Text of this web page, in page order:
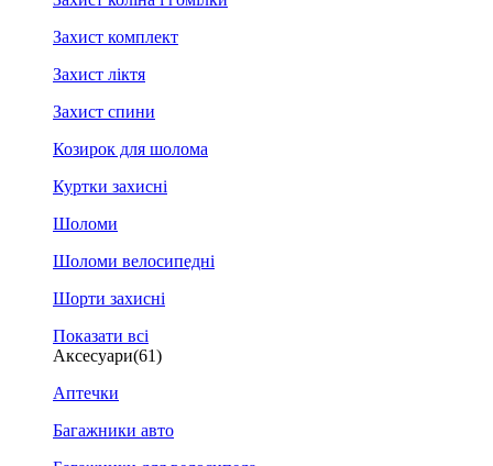
Захист комплект
Захист ліктя
Захист спини
Козирок для шолома
Куртки захисні
Шоломи
Шоломи велосипедні
Шорти захисні
Показати всі
Аксесуари(61)
Аптечки
Багажники авто